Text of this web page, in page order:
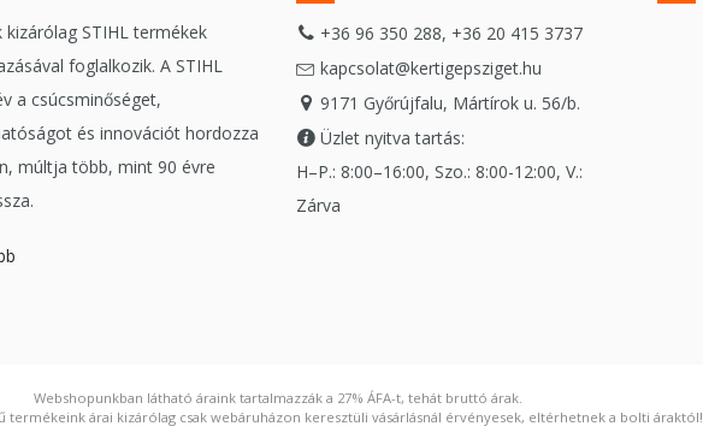
kizárólag STIHL termékek
foglalkozik. A STIHL
a csúcsminőséget,
és innovációt hordozza
múltja több, mint 90 évre
+36 96 350 288, +36 20 415 3737
kapcsolat@kertigepsziget.hu
9171 Győrújfalu, Mártírok u. 56/b.
Üzlet nyitva tartás:
H–P.: 8:00–16:00, Szo.: 8:00-12:00, V.:
Zárva
Webshopunkban látható áraink tartalmazzák a 27% ÁFA-t, tehát bruttó árak.
termékeink árai kizárólag csak webáruházon keresztüli vásárlásnál érvényesek, eltérhetnek a bolti áraktól!